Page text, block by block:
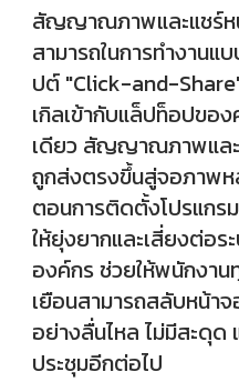
สัญญาณภาพและแชร์ห
สามารถในการทำงานแ
ปต์ "Click-and-
เกิลเข้ากับแล็ปท็อปขอ
เดียว สัญญาณภาพและ
ถูกส่งตรงขึ้นสู่จอภาพ
ตอนการติดตั้งโปรแกร
ให้ยุ่งยากและเสี่ยงต่อ
องค์กร ช่วยให้พนักงา
เยือนสามารถสลับหน้า
อย่างลื่นไหล ไม่มีสะดุด
ประชุมอีกต่อไป